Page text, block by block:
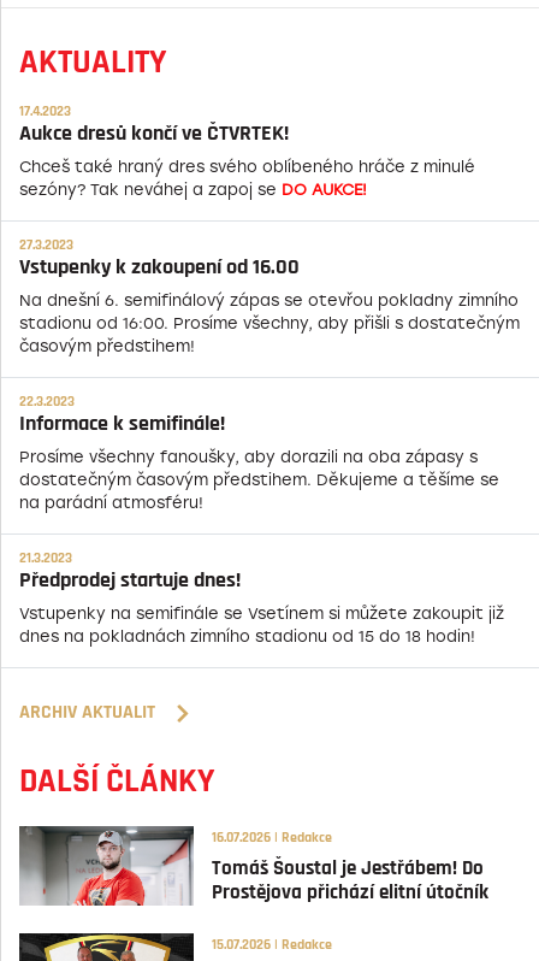
AKTUALITY
17.4.2023
Aukce dresů končí ve ČTVRTEK!
Chceš také hraný dres svého oblíbeného hráče z minulé
sezóny? Tak neváhej a zapoj se DO AUKCE!
27.3.2023
Vstupenky k zakoupení od 16.00
Na dnešní 6. semifinálový zápas se otevřou pokladny zimního
stadionu od 16:00. Prosíme všechny, aby přišli s dostatečným
časovým předstihem!
22.3.2023
Informace k semifinále!
Prosíme všechny fanoušky, aby dorazili na oba zápasy s
dostatečným časovým předstihem. Děkujeme a těšíme se
na parádní atmosféru!
21.3.2023
Předprodej startuje dnes!
Vstupenky na semifinále se Vsetínem si můžete zakoupit již
dnes na pokladnách zimního stadionu od 15 do 18 hodin!
ARCHIV AKTUALIT
DALŠÍ ČLÁNKY
16.07.2026 | Redakce
Tomáš Šoustal je Jestřábem! Do
Prostějova přichází elitní útočník
15.07.2026 | Redakce